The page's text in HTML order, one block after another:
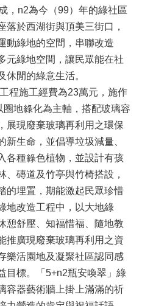
，n2為今（99）年的綠社區
落於西湖街與頂美三街口，
動綠地的空間，串聯改造
元綠地空間，讓民眾能在社
休閒的綠意生活。
程施工經費為23萬元，施作
地綠化為主軸，搭配玻璃容
展現廢棄玻璃再利用之環保
生命，並倡導垃圾減量、
各種綠色植物，並設計有孩
、磚道及竹亭與竹椅搭設，
的埋置，期能激起民眾珍惜
地改造工程中，以大地綠
憩舒壓、知福惜福、隨地教
推廣現廢棄玻璃再利用之資
樂活園地及凝聚社區認同感
目標。「5+n2瓶安喚翠」綠
容器藝術牆上掛上滿滿的祈